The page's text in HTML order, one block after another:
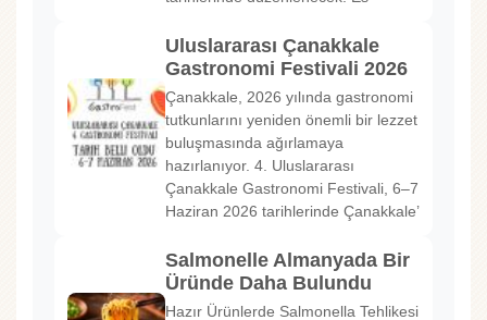
Uluslararası Çanakkale
Gastronomi Festivali 2026
Çanakkale, 2026 yılında gastronomi
tutkunlarını yeniden önemli bir lezzet
buluşmasında ağırlamaya
hazırlanıyor. 4. Uluslararası
Çanakkale Gastronomi Festivali, 6–7
Haziran 2026 tarihlerinde Çanakkale’
Salmonelle Almanyada Bir
Üründe Daha Bulundu
Hazır Ürünlerde Salmonella Tehlikesi